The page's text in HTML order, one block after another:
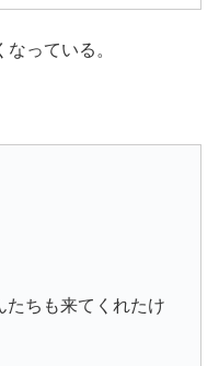
っている。
ちも来てくれたけ